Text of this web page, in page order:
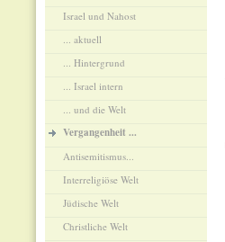
Israel und Nahost
... aktuell
... Hintergrund
... Israel intern
... und die Welt
Vergangenheit ...
Antisemitismus...
Interreligiöse Welt
Jüdische Welt
Christliche Welt